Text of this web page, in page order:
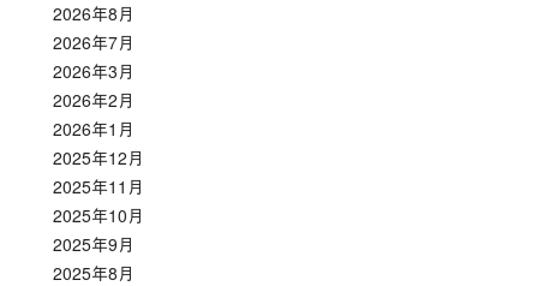
2026年8月
2026年7月
2026年3月
2026年2月
2026年1月
2025年12月
2025年11月
2025年10月
2025年9月
2025年8月